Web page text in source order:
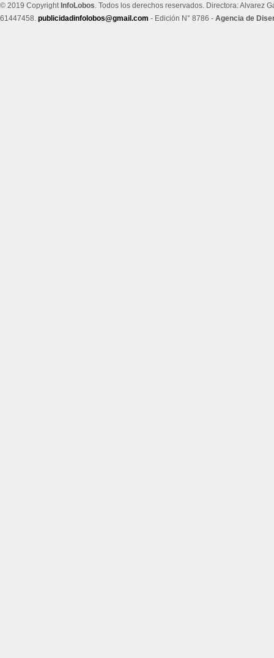
© 2019 Copyright InfoLobos . Todos los derechos reservados. Directora: Alvarez
61447458. publicidadinfolobos@gmail.com - Edición N° 8786 - Agencia de